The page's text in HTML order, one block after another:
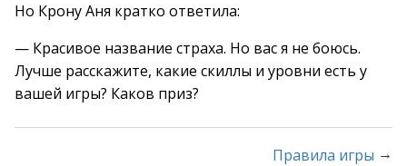
Но Крону Аня кратко ответила:
— Красивое название страха. Но вас я не боюсь.
Лучше расскажите, какие скиллы и уровни есть у
вашей игры? Каков приз?
Правила игры →